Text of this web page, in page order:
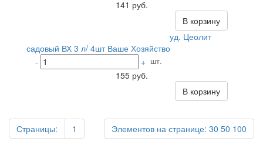
141 руб.
В корзину
уд. Цеолит
садовый ВХ 3 л/ 4шт Ваше Хозяйство
-
+ шт.
155 руб.
В корзину
Элементов на странице: 30 50 100
Страницы: 1